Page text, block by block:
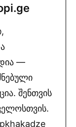
—
შენთვის